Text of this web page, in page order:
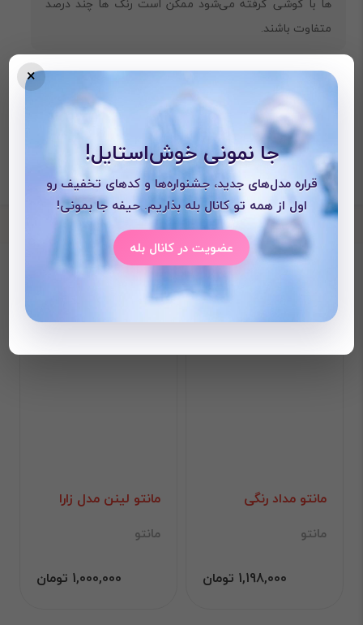
متفاوت باشند.
محصولات دیده شده
مانتو مداد رنگی
مانتو
1,198,000 تومان
مانتو لینن مدل زارا
مانتو
1,000,000 تومان
×
جا نمونی خوش‌استایل!
قراره مدل‌های جدید، جشنواره‌ها و کدهای تخفیف رو
اول از همه تو کانال بله بذاریم. حیفه جا بمونی!
عضویت در کانال بله